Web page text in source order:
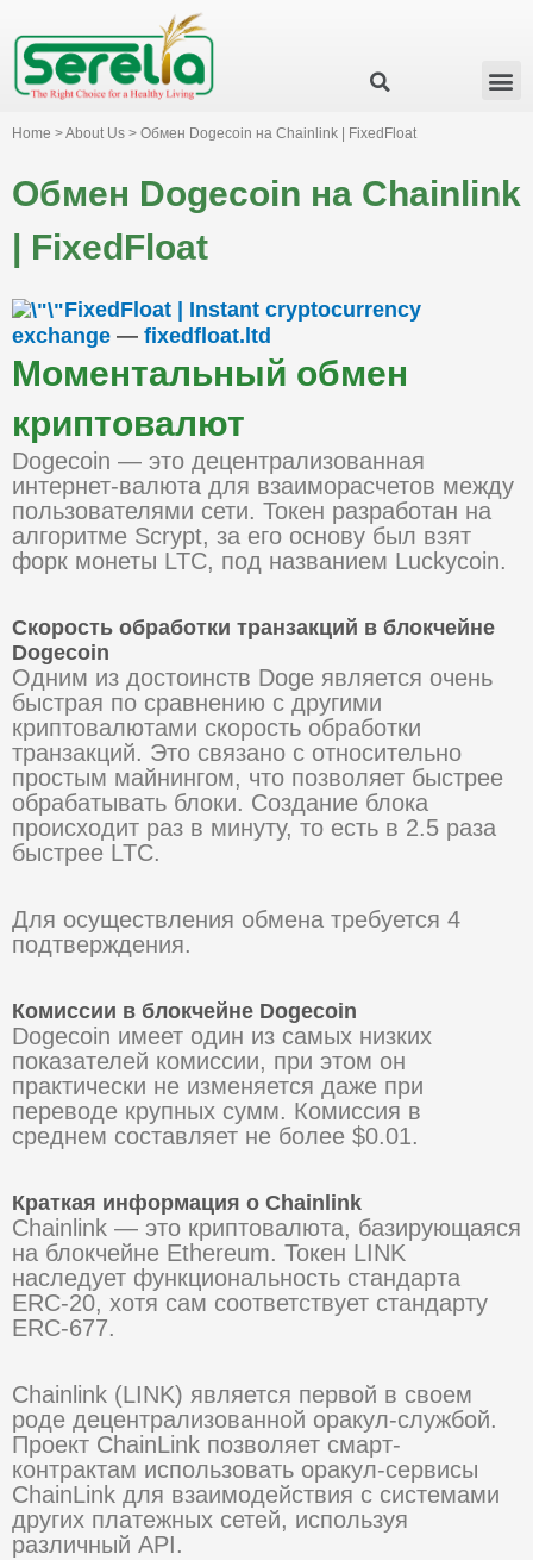
Home > About Us > Обмен Dogecoin на Chainlink | FixedFloat
Обмен Dogecoin на Chainlink
| FixedFloat
FixedFloat | Instant cryptocurrency
exchange — fixedfloat.ltd
Моментальный обмен
криптовалют
Dogecoin — это децентрализованная
интернет-валюта для взаиморасчетов между
пользователями сети. Токен разработан на
алгоритме Scrypt, за его основу был взят
форк монеты LTC, под названием Luckycoin.
Скорость обработки транзакций в блокчейне
Dogecoin
Одним из достоинств Doge является очень
быстрая по сравнению с другими
криптовалютами скорость обработки
транзакций. Это связано с относительно
простым майнингом, что позволяет быстрее
обрабатывать блоки. Создание блока
происходит раз в минуту, то есть в 2.5 раза
быстрее LTC.
Для осуществления обмена требуется 4
подтверждения.
Комиссии в блокчейне Dogecoin
Dogecoin имеет один из самых низких
показателей комиссии, при этом он
практически не изменяется даже при
переводе крупных сумм. Комиссия в
среднем составляет не более $0.01.
Краткая информация о Chainlink
Chainlink — это криптовалюта, базирующаяся
на блокчейне Ethereum. Токен LINK
наследует функциональность стандарта
ERC-20, хотя сам соответствует стандарту
ERC-677.
Chainlink (LINK) является первой в своем
роде децентрализованной оракул-службой.
Проект ChainLink позволяет смарт-
контрактам использовать оракул-сервисы
ChainLink для взаимодействия с системами
других платежных сетей, используя
различный API.